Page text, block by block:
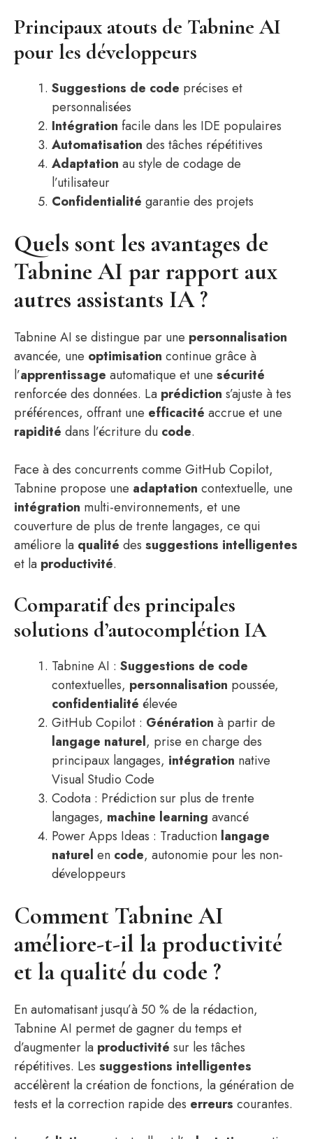
Principaux atouts de Tabnine AI
pour les développeurs
Suggestions de code précises et
personnalisées
Intégration facile dans les IDE populaires
Automatisation des tâches répétitives
Adaptation au style de codage de
l’utilisateur
Confidentialité garantie des projets
Quels sont les avantages de
Tabnine AI par rapport aux
autres assistants IA ?
Tabnine AI se distingue par une personnalisation
avancée, une optimisation continue grâce à
l’apprentissage automatique et une sécurité
renforcée des données. La prédiction s’ajuste à tes
préférences, offrant une efficacité accrue et une
rapidité dans l’écriture du code.
Face à des concurrents comme GitHub Copilot,
Tabnine propose une adaptation contextuelle, une
intégration multi-environnements, et une
couverture de plus de trente langages, ce qui
améliore la qualité des suggestions intelligentes
et la productivité.
Comparatif des principales
solutions d’autocomplétion IA
Tabnine AI : Suggestions de code
contextuelles, personnalisation poussée,
confidentialité élevée
GitHub Copilot : Génération à partir de
langage naturel, prise en charge des
principaux langages, intégration native
Visual Studio Code
Codota : Prédiction sur plus de trente
langages, machine learning avancé
Power Apps Ideas : Traduction langage
naturel en code, autonomie pour les non-
développeurs
Comment Tabnine AI
améliore-t-il la productivité
et la qualité du code ?
En automatisant jusqu’à 50 % de la rédaction,
Tabnine AI permet de gagner du temps et
d’augmenter la productivité sur les tâches
répétitives. Les suggestions intelligentes
accélèrent la création de fonctions, la génération de
tests et la correction rapide des erreurs courantes.